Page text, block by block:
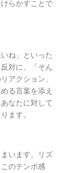
らかすことで
ね」といった
対に、「そん
アクション、
る言葉を添え
なたに対して
ます。
います。リズ
のテンポ感